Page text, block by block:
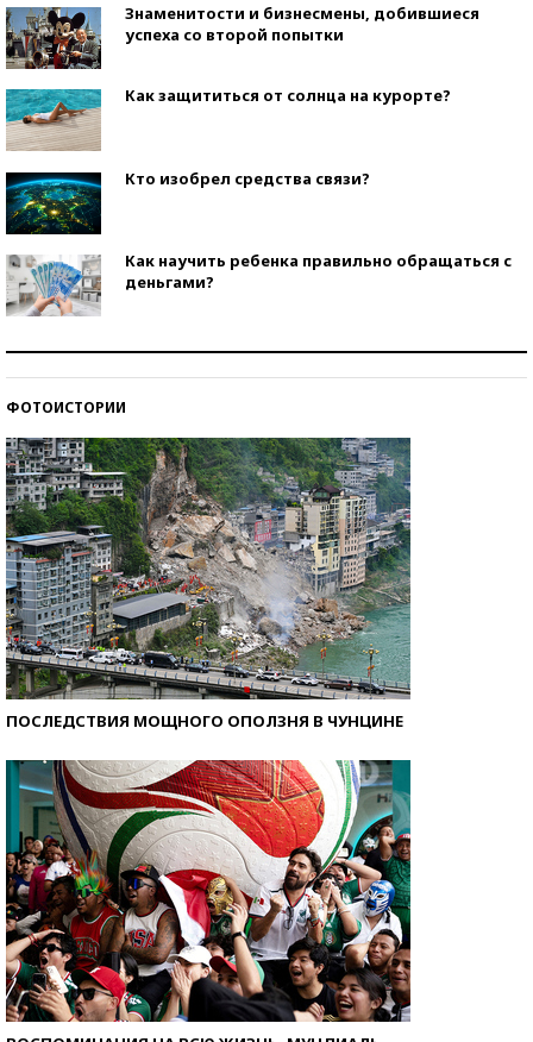
Знаменитости и бизнесмены, добившиеся
успеха со второй попытки
Как защититься от солнца на курорте?
Кто изобрел средства связи?
Как научить ребенка правильно обращаться с
деньгами?
ФОТОИСТОРИИ
ПОСЛЕДСТВИЯ МОЩНОГО ОПОЛЗНЯ В ЧУНЦИНЕ